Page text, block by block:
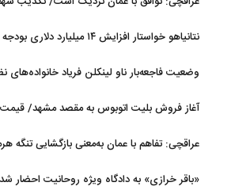
نتانیاهو خواستار افزایش ۱۴ میلیارد دلاری بودجه نظامی اسرائیل شد
وضعیت فاجعه‌بار ناو لینکلن فریاد خانواده‌های
آغاز فروش بلیت اتوبوس به مقصد مشهد/
عراقچی: تفاهم با عمان به‌معنی بازگشایی تنگه
«باقر خرازی» به دادگاه ویژه روحانیت احضار شد